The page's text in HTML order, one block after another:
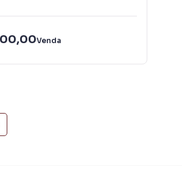
preparada para
Venda